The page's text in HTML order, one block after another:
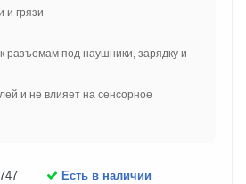
и грязи
разъемам под наушники, зарядку и
и не влияет на сенсорное
Есть в наличии